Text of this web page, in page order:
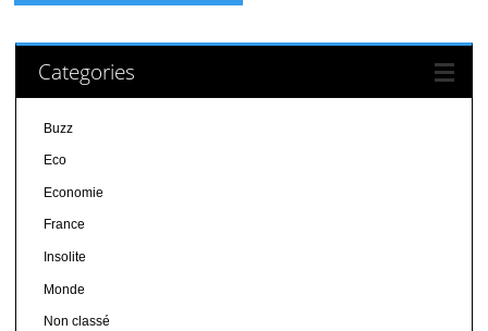
Categories
Buzz
Eco
Economie
France
Insolite
Monde
Non classé